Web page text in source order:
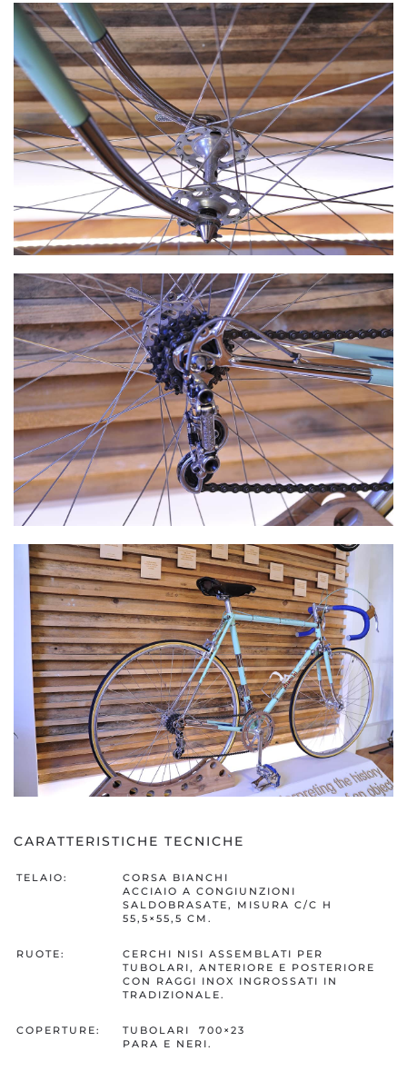
CARATTERISTICHE TECNICHE
TELAIO:
CORSA BIANCHI
ACCIAIO A CONGIUNZIONI
SALDOBRASATE, MISURA C/C H
55,5×55,5 CM.
RUOTE:
CERCHI NISI ASSEMBLATI PER
TUBOLARI, ANTERIORE E POSTERIORE
CON RAGGI INOX INGROSSATI IN
TRADIZIONALE.
COPERTURE:
TUBOLARI 700×23
PARA E NERI.